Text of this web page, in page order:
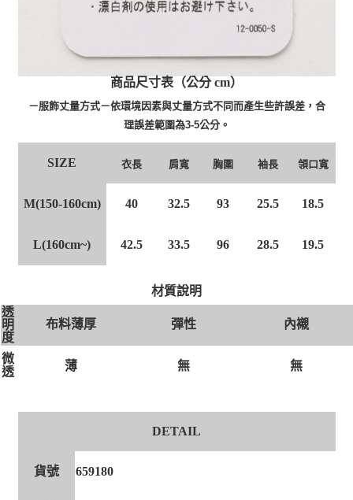
商品尺寸表（公分 cm）
－服飾丈量方式－依環境因素與丈量方式不同而產生些許誤差，合
理誤差範圍為3-5公分。
SIZE 衣長 肩寬 胸圍 袖長 領口寬
M(150-160cm) 40 32.5 93 25.5 18.5
L(160cm~) 42.5 33.5 96 28.5 19.5
材質說明
透
明
度
布料薄厚 彈性 內襯
微
透
薄 無 無
DETAIL
貨號 659180